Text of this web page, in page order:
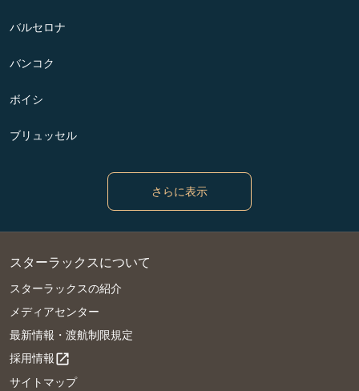
バルセロナ
バンコク
ボイシ
ブリュッセル
さらに表示
スターラックスについて
スターラックスの紹介
メディアセンター
最新情報・渡航制限規定
採用情報open_in_new
サイトマップ